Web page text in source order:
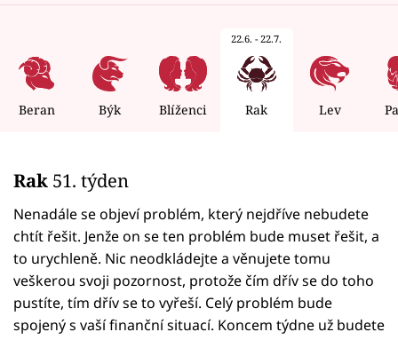
Témata
Celebrity
Seriály
Horoskopy
Sledujte prima+
Filmový festival Karlovy Vary
Beran Býk Blíženci
22.6. - 22.7.
Rak Lev
Rak 51. týden
Nenadále se objeví problém, který nejdříve nebudete
chtít řešit. Jenže on se ten problém bude muset řešit, a
to urychleně. Nic neodkládejte a věnujete tomu
veškerou svoji pozornost, protože čím dřív se do toho
pustíte, tím dřív se to vyřeší. Celý problém bude
spojený s vaší finanční situací. Koncem týdne už budete